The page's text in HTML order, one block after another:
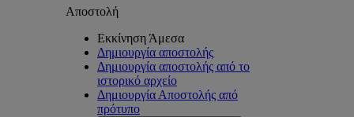
Αποστολή
Εκκίνηση Άμεσα
Δημιουργία αποστολής
Δημιουργία αποστολής από το
ιστορικό αρχείο
Δημιουργία Αποστολής από
πρότυπο